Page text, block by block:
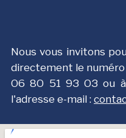
Nous vous invitons
directement le
О6 8О 51 9З ОЗ ou à
l'adresse e-mail :